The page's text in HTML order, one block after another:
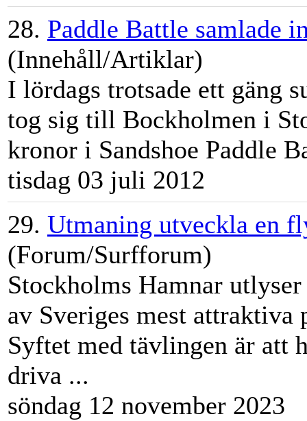
28. Paddle Battle samlade
(Innehåll/Artiklar)
I lördags trotsade ett gäng
tog sig till Bockholmen i
kronor i Sandshoe Paddle
tisdag 03 juli 2012
29. Utmaning utveckla en
(Forum/Surfforum)
Stockholms Hamnar
av Sveriges mest attraktiva
Syftet med tävlingen är att
driva ...
söndag 12 november 2023